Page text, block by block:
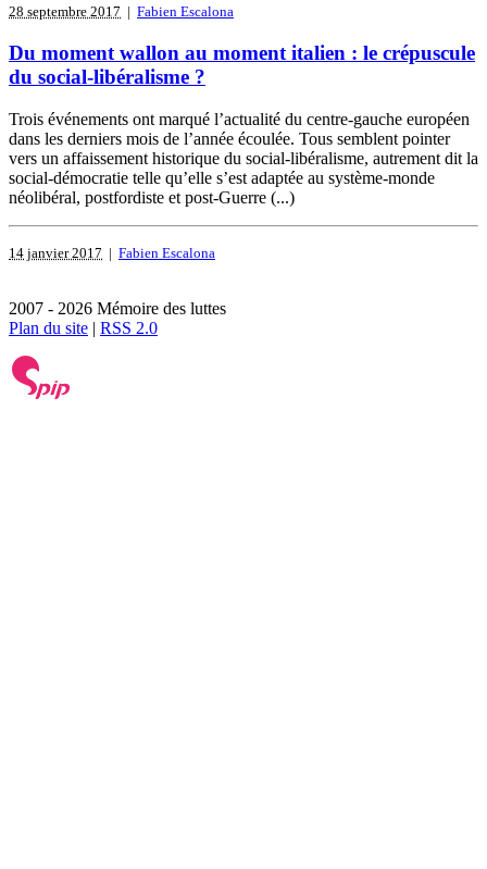
28 septembre 2017 | Fabien Escalona
Du moment wallon au moment italien : le crépuscule
du social-libéralisme ?
Trois événements ont marqué l’actualité du centre-gauche européen
dans les derniers mois de l’année écoulée. Tous semblent pointer
vers un affaissement historique du social-libéralisme, autrement dit la
social-démocratie telle qu’elle s’est adaptée au système-monde
néolibéral, postfordiste et post-Guerre (...)
14 janvier 2017 | Fabien Escalona
2007 - 2026 Mémoire des luttes
Plan du site | RSS 2.0